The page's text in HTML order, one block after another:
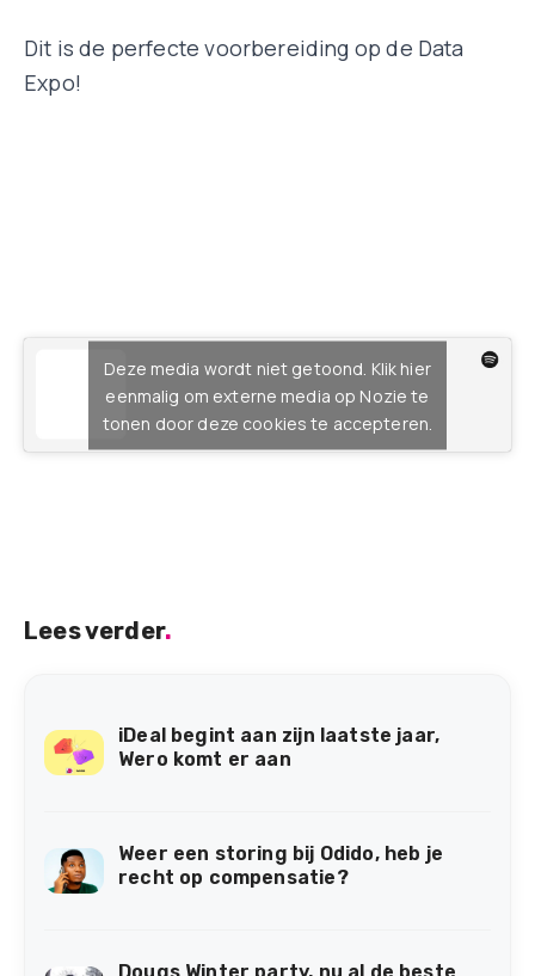
Dit is de perfecte voorbereiding op de Data
Expo!
Deze media wordt niet getoond. Klik hier
eenmalig om externe media op Nozie te
tonen door deze cookies te accepteren.
Lees verder.
iDeal begint aan zijn laatste jaar,
Wero komt er aan
Weer een storing bij Odido, heb je
recht op compensatie?